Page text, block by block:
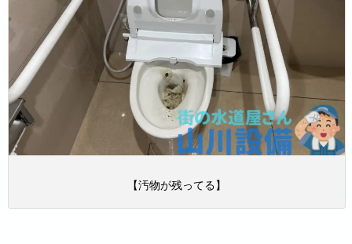
【汚物が残ってる】